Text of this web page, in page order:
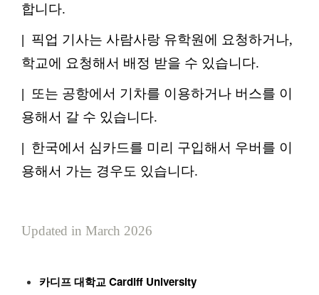
합니다.
| 픽업 기사는 사람사랑 유학원에 요청하거나,
학교에 요청해서 배정 받을 수 있습니다.
|
또는 공항에서 기차를 이용하거나 버스를 이
용해서 갈 수 있습니다.
| 한국에서 심카드를 미리 구입해서 우버를 이
용해서 가는 경우도 있습니다.
Updated in March 2026
카디프 대학교 Cardiff University